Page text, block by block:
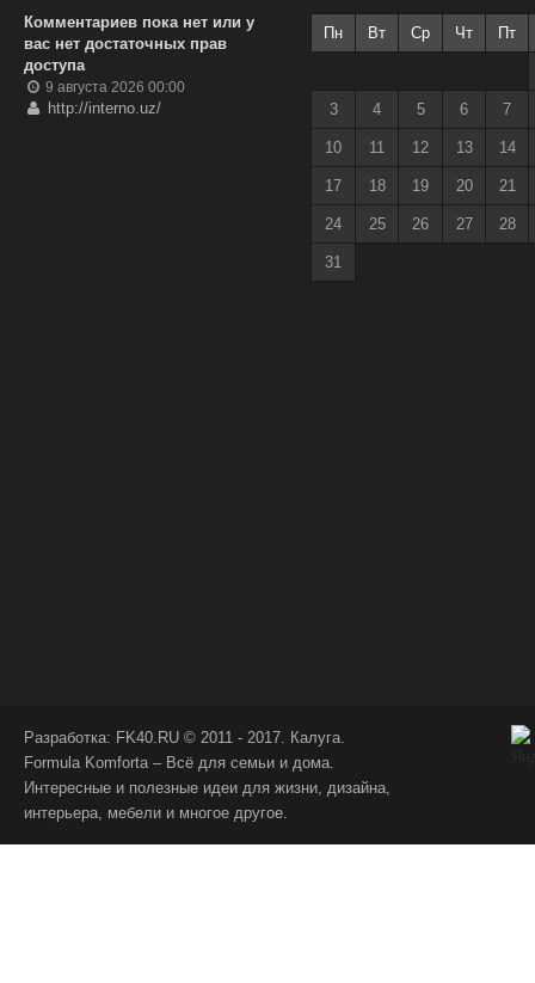
Комментариев пока нет или у
вас нет достаточных прав
доступа
9 августа 2026 00:00
http://interno.uz/
Пн Вт Ср Чт Пт
3 4 5 6 7
10 11 12 13 14
17 18 19 20 21
24 25 26 27 28
31
Разработка: FK40.RU © 2011 - 2017. Калуга.
Formula Komforta – Всё для семьи и дома.
Интересные и полезные идеи для жизни, дизайна,
интерьера, мебели и многое другое.